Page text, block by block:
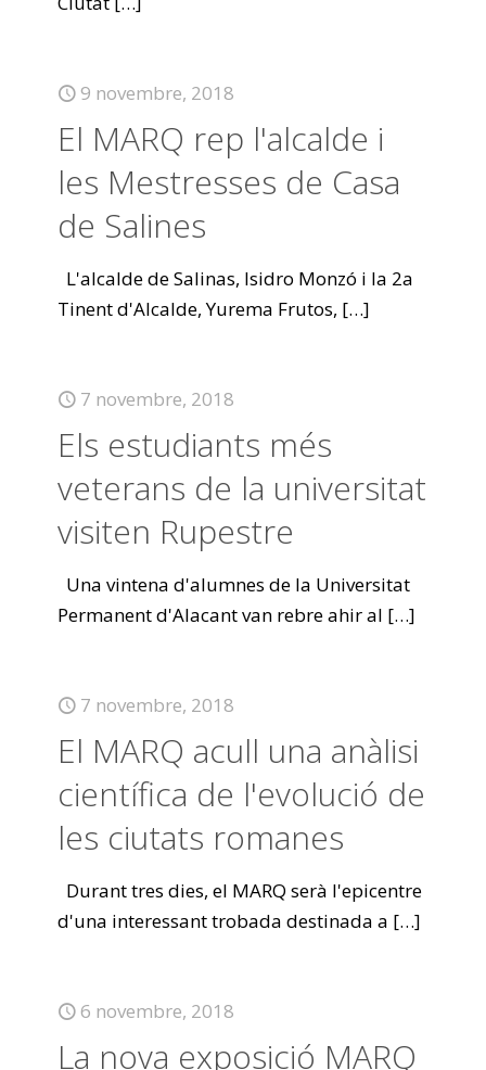
9 novembre, 2018
El MARQ rep l'alcalde i
les Mestresses de Casa
de Salines
L'alcalde de Salinas, Isidro Monzó i la 2a
Tinent d'Alcalde, Yurema Frutos, […]
7 novembre, 2018
Els estudiants més
veterans de la universitat
visiten Rupestre
Una vintena d'alumnes de la Universitat
Permanent d'Alacant van rebre ahir al […]
7 novembre, 2018
El MARQ acull una anàlisi
científica de l'evolució de
les ciutats romanes
Durant tres dies, el MARQ serà l'epicentre
d'una interessant trobada destinada a […]
6 novembre, 2018
La nova exposició MARQ